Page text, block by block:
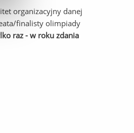
organizacyjny danej
finalisty olimpiady
raz - w roku zdania